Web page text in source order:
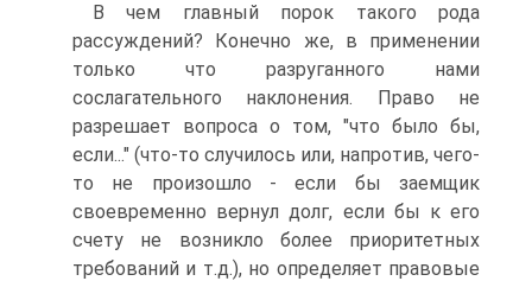
В чем главный порок такого рода
рассуждений? Конечно же, в применении
только что разруганного нами
сослагательного наклонения. Право не
разрешает вопроса о том, "что было бы,
если..." (что-то случилось или, напротив, чего-
то не произошло - если бы заемщик
своевременно вернул долг, если бы к его
счету не возникло более приоритетных
требований и т.д.), но определяет правовые